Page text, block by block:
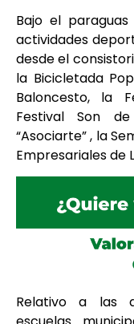
Bajo el
actividades
desde el
la Bicicletada
Baloncesto, la
Festival Son
“Asociarte” , la
Empresariales de
Relativo a las